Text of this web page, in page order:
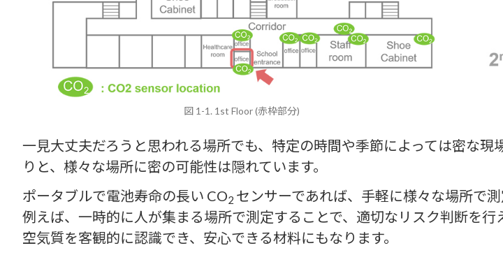
図 1-1. 1st Floor (赤枠部分)
一見大丈夫だろうと思われる場所でも、特定の時間や季節によっては密な
りと、様々な場所に密の可能性は隠れています。
ポータブルで電池寿命の長い CO2 センサーであれば、手軽に様々な場所で測
例えば、一時的に人が集まる場所で測定することで、適切なリスク判断を
空気質を客観的に認識でき、安心できる材料にもなります。